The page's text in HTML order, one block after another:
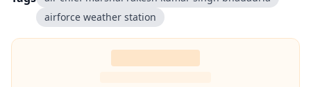
airforce weather station